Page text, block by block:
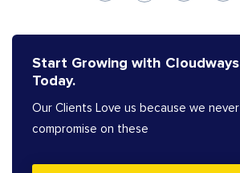
Start Growing with Cloudways
Today.
Our Clients Love us because we never
compromise on these